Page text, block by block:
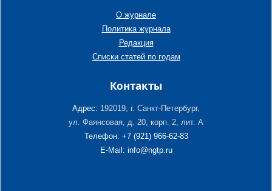
О журнале
Политика журнала
Редакция
Списки статей по годам
Контакты
Адрес: 192019, г. Санкт-Петербург,
ул. Фаянсовая, д. 20, корп. 2, лит. А
Телефон: +7 (921) 966-62-83
E-Mail: info@ngtp.ru